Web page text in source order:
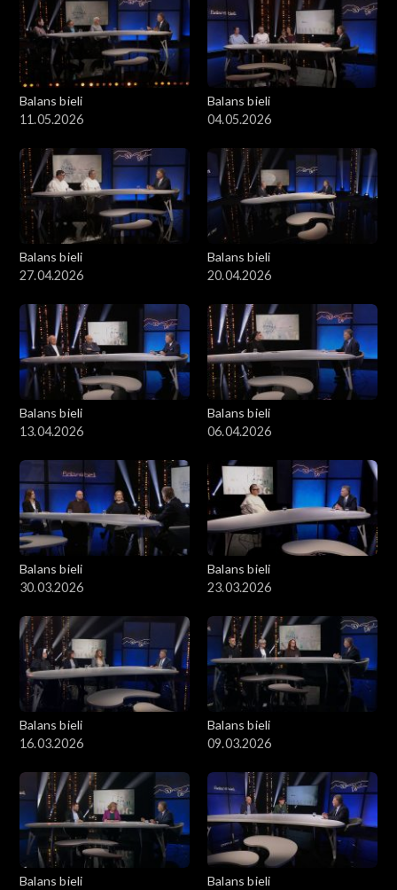
przez Boga, a ludzie, którzy otwarcie deklarują ateizm mają
zamkniętą drogę do wysokich funkcji państwowych”. Krzysztof
Ziemiec wraz ze swoimi gośćmi porozmawia na temat obecnie
dziejącej się debaty dot. Kościoła i państwa świeckiego.
Balans bieli
11.05.2026
Balans bieli
04.05.2026
Balans bieli
27.04.2026
Balans bieli
20.04.2026
Balans bieli
13.04.2026
Balans bieli
06.04.2026
Balans bieli
30.03.2026
Balans bieli
23.03.2026
Balans bieli
16.03.2026
Balans bieli
09.03.2026
Balans bieli
Balans bieli